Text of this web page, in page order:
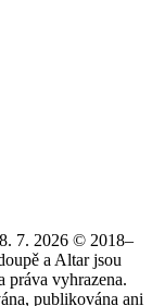
7. 2026 © 2018–
a Altar jsou
práva vyhrazena.
publikována ani